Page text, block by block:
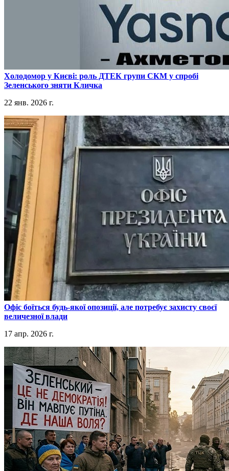
​Холодомор у Києві: роль ДТЕК групи СКМ у спробі
Зеленського зняти Кличка
22 янв. 2026 г.
​Офіс боїться будь-якої опозиції, але потребує захисту своєї
величезної влади
17 апр. 2026 г.